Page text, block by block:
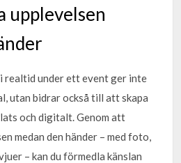
upplevelsen
realtid under ett event ger inte
utan bidrar också till att skapa
och digitalt. Genom att
medan den händer – med foto,
– kan du förmedla känslan